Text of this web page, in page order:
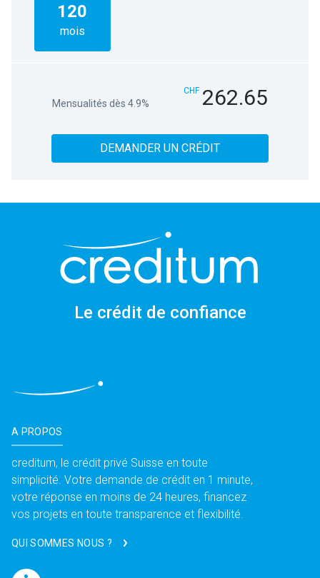
120
mois
Mensualités dès 4.9%
CHF 262.65
DEMANDER UN CRÉDIT
Le crédit de confiance
A PROPOS
creditum, le crédit privé Suisse en toute
simplicité. Votre demande de crédit en 1 minute,
votre réponse en moins de 24 heures, financez
vos projets en toute transparence et flexibilité.
QUI SOMMES NOUS ?